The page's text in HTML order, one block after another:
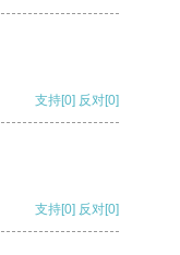
支持[0] 反对[0]
支持[0] 反对[0]